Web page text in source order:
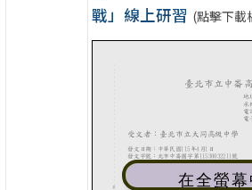
戰」線上研習 (點擊下載
在全螢幕